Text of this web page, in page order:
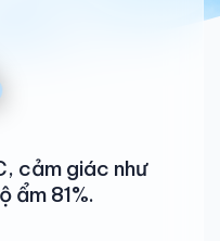
cảm giác như
ẩm 81%.